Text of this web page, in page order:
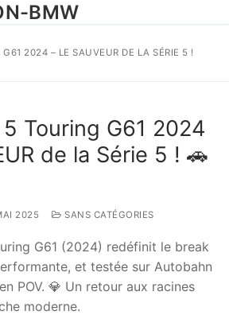
BMW
G61 2024 – LE SAUVEUR DE LA SÉRIE 5 !
Touring G61 2024
de la Série 5 ! 🚗
2025 SANS CATÉGORIES
G61 (2024) redéfinit le break
et testée sur Autobahn
POV. 💎 Un retour aux racines
moderne.